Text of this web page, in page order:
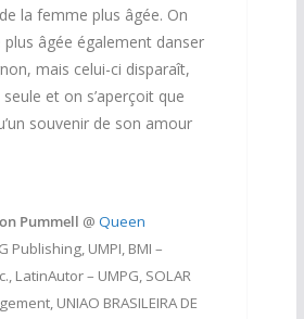
la femme plus âgée. On
âgée également danser
mais celui-ci disparaît,
et on s’aperçoit que
souvenir de son amour
Pummell @ Queen
Publishing, UMPI, BMI –
LatinAutor – UMPG, SOLAR
UNIAO BRASILEIRA DE